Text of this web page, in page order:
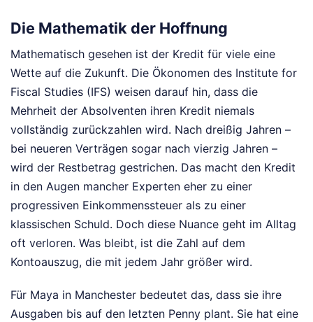
Die Mathematik der Hoffnung
Mathematisch gesehen ist der Kredit für viele eine
Wette auf die Zukunft. Die Ökonomen des Institute for
Fiscal Studies (IFS) weisen darauf hin, dass die
Mehrheit der Absolventen ihren Kredit niemals
vollständig zurückzahlen wird. Nach dreißig Jahren –
bei neueren Verträgen sogar nach vierzig Jahren –
wird der Restbetrag gestrichen. Das macht den Kredit
in den Augen mancher Experten eher zu einer
progressiven Einkommenssteuer als zu einer
klassischen Schuld. Doch diese Nuance geht im Alltag
oft verloren. Was bleibt, ist die Zahl auf dem
Kontoauszug, die mit jedem Jahr größer wird.
Für Maya in Manchester bedeutet das, dass sie ihre
Ausgaben bis auf den letzten Penny plant. Sie hat eine